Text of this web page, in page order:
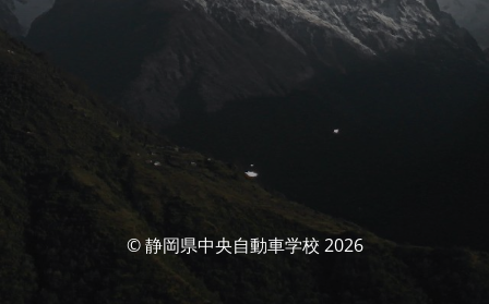
© 静岡県中央自動車学校 2026